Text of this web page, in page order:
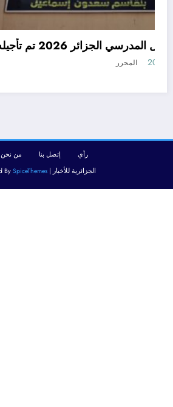
رسميا الدخول المدرسي الجزائر 2026 تم تأجيله
أغسطس 8, 2026
رأي إتصل بنا
من نحن
الجزائرية للأخبار | Powered BySpiceThemes